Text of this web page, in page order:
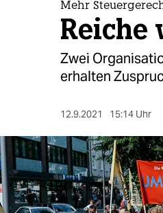
Mehr
Reiche
Zwei
erhalten
12.9.2021 15:14 Uhr